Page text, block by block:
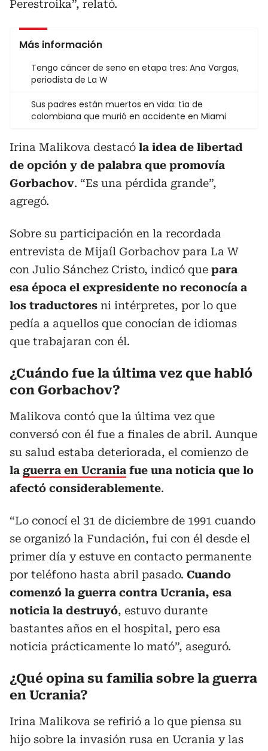
Perestroika”, relató.
Más información
Tengo cáncer de seno en etapa tres: Ana Vargas,
periodista de La W
Sus padres están muertos en vida: tía de
colombiana que murió en accidente en Miami
Irina Malikova destacó la idea de libertad
de opción y de palabra que promovía
Gorbachov. “Es una pérdida grande”,
agregó.
Sobre su participación en la recordada
entrevista de Mijaíl Gorbachov para La W
con Julio Sánchez Cristo, indicó que para
esa época el expresidente no reconocía a
los traductores ni intérpretes, por lo que
pedía a aquellos que conocían de idiomas
que trabajaran con él.
¿Cuándo fue la última vez que habló
con Gorbachov?
Malikova contó que la última vez que
conversó con él fue a finales de abril. Aunque
su salud estaba deteriorada, el comienzo de
la guerra en Ucrania fue una noticia que lo
afectó considerablemente.
“Lo conocí el 31 de diciembre de 1991 cuando
se organizó la Fundación, fui con él desde el
primer día y estuve en contacto permanente
por teléfono hasta abril pasado. Cuando
comenzó la guerra contra Ucrania, esa
noticia la destruyó, estuvo durante
bastantes años en el hospital, pero esa
noticia prácticamente lo mató”, aseguró.
¿Qué opina su familia sobre la guerra
en Ucrania?
Irina Malikova se refirió a lo que piensa su
hijo sobre la invasión rusa en Ucrania y las